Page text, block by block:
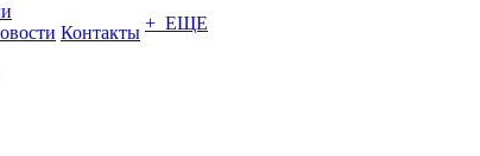
Контакты + ЕЩЕ